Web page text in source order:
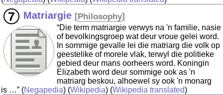
Matriargie [Philosophy]
“Die term matriargie verwys na 'n familie, nasie
of bevolkingsgroep wat deur vroue gelei word.
In sommige gevalle lei die matriarg die volk op
geestelike of morele vlak, terwyl die politieke
gebied deur mans oorheers word. Koningin
Elizabeth word deur sommige ook as 'n
matriarg beskou, alhoewel sy ook 'n monarg
is …” (Negapedia) (Wikipedia) (Wikipedia translated)